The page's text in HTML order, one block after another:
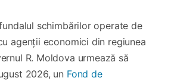
schimbărilor operate de
agenții economici din regiunea
R. Moldova urmează să
2026, un Fond de